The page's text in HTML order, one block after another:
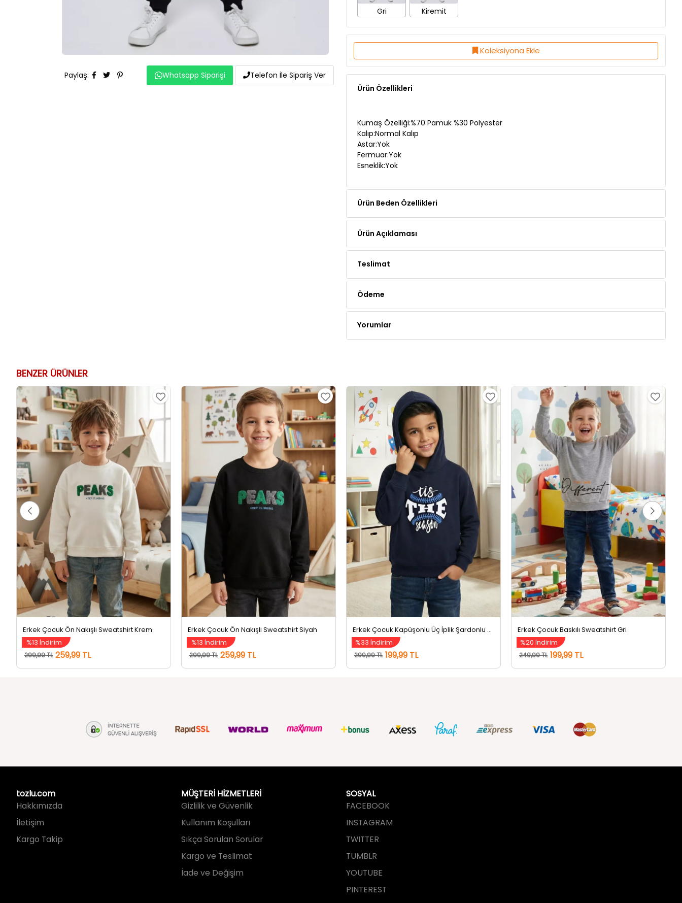
Paylaş: Whatsapp Siparişi Telefon İle Sipariş Ver
Koleksiyona Ekle
Ürün Özellikleri
Astar:Yok
Fermuar:Yok
Esneklik:Yok
Teslimat
Erkek Çocuk Ön Nakışlı Sweatshirt Krem
%13 İndirim
299,99 TL 259,99 TL
Erkek Çocuk Ön Nakışlı Sweatshirt Siyah
%13 İndirim
299,99 TL 259,99 TL
%33 İndirim
299,99 TL 199,99 TL
Erkek Çocuk Baskılı Sweatshirt Gri
%20 İndirim
249,99 TL 199,99 TL
tozlu.com
İletişim
Kargo Takip
MÜŞTERİ HİZMETLERİ
Kullanım Koşulları
SOSYAL
INSTAGRAM